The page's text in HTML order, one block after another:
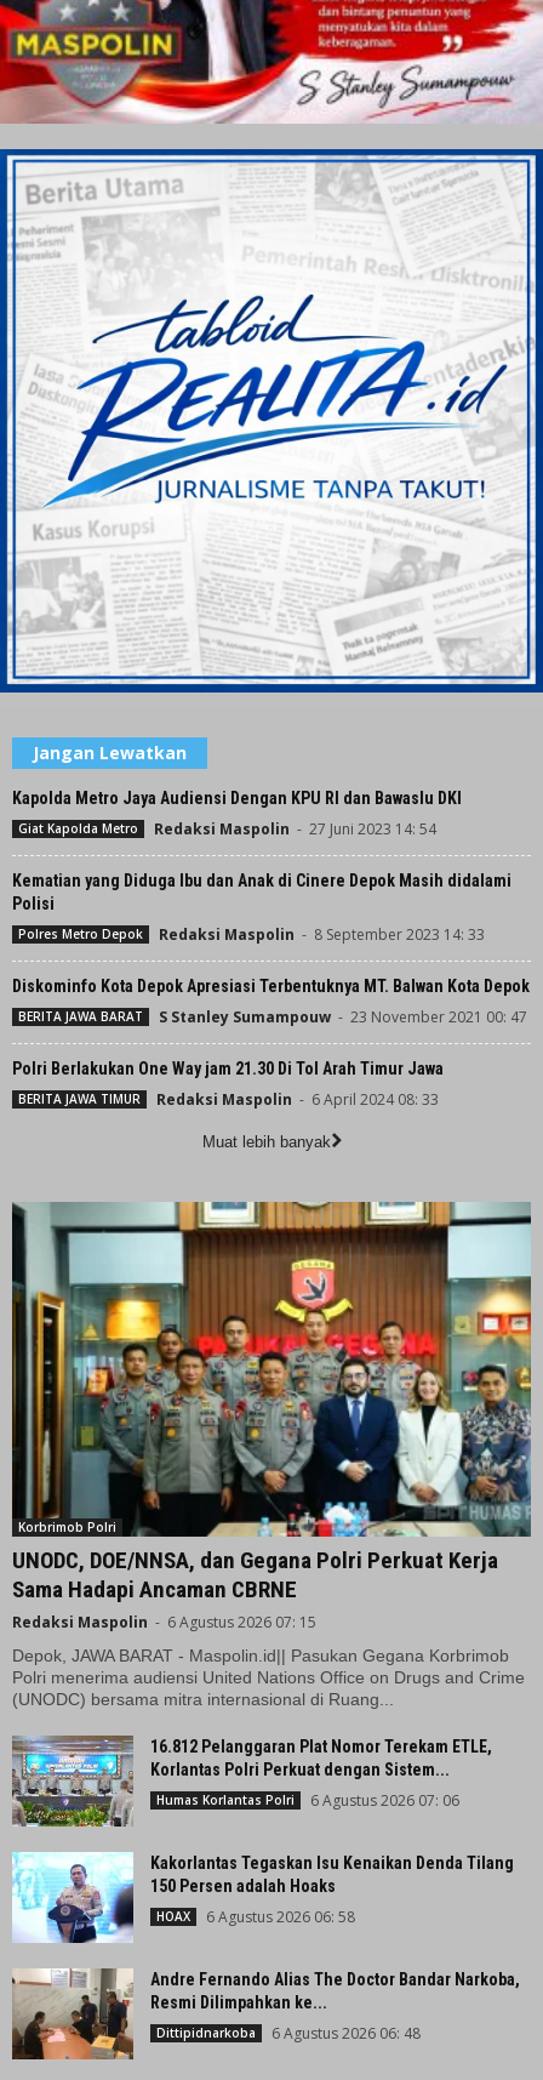
Jangan Lewatkan
Kapolda Metro Jaya Audiensi Dengan KPU RI dan Bawaslu DKI
Giat Kapolda Metro Redaksi Maspolin - 27 Juni 2023 14: 54
Kematian yang Diduga Ibu dan Anak di Cinere Depok Masih didalami
Polisi
Polres Metro Depok Redaksi Maspolin - 8 September 2023 14: 33
Diskominfo Kota Depok Apresiasi Terbentuknya MT. Balwan Kota Depok
BERITA JAWA BARAT S Stanley Sumampouw - 23 November 2021 00: 47
Polri Berlakukan One Way jam 21.30 Di Tol Arah Timur Jawa
BERITA JAWA TIMUR Redaksi Maspolin - 6 April 2024 08: 33
Muat lebih banyak
Korbrimob Polri
UNODC, DOE/NNSA, dan Gegana Polri Perkuat Kerja
Sama Hadapi Ancaman CBRNE
Redaksi Maspolin - 6 Agustus 2026 07: 15
Depok, JAWA BARAT - Maspolin.id|| Pasukan Gegana Korbrimob
Polri menerima audiensi United Nations Office on Drugs and Crime
(UNODC) bersama mitra internasional di Ruang...
16.812 Pelanggaran Plat Nomor Terekam ETLE,
Korlantas Polri Perkuat dengan Sistem...
Humas Korlantas Polri 6 Agustus 2026 07: 06
Kakorlantas Tegaskan Isu Kenaikan Denda Tilang
150 Persen adalah Hoaks
HOAX 6 Agustus 2026 06: 58
Andre Fernando Alias The Doctor Bandar Narkoba,
Resmi Dilimpahkan ke...
Dittipidnarkoba 6 Agustus 2026 06: 48